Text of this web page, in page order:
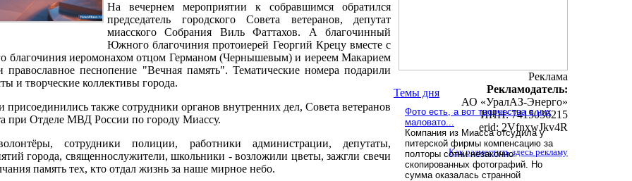
На вечернем мероприятии к собравшимся обратился
председатель городского Совета ветеранов, депутат
миасского Собрания Виль Фаттахов. А благочинный
Южного благочиния протоиерей Георгий Крецу вместе с
благочиния иеромонахом отцом Германом (Чернышевым) и иереем Макарием
песнопение "Вечная память". Тематические номера подарили
и творческие коллективы города.
присоединились также сотрудники органов внутренних дел, Совета ветеранов
при Отделе МВД России по городу Миассу.
сотрудники полиции, работники администрации, депутаты,
города, священнослужители, школьники - возложили цветы, зажгли свечи
память тех, кто отдал жизнь за наше мирное небо.
Реклама
Рекламодатель:
АО «УралАЗ-Энерго»
ИНН: 7415036215
erid: 2VfnxwJkv4R
Как разместить здесь рекламу
Темы дня
Фото есть, а вот творчества в них
маловато...
Компания из Миасса отсудила у
питерской фирмы компенсацию за
полторы сотни незаконно
скопированных фотографий. Но
сумма оказалась странной